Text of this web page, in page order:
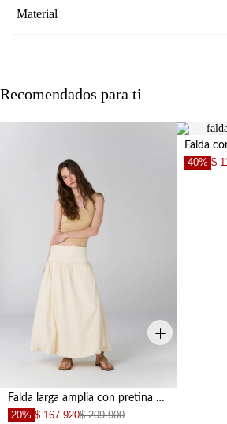
Material
Recomendados para ti
+
Falda larga amplia con pretina ancha en algodón crudo para mujer
20% $ 167.920$ 209.900
40% $